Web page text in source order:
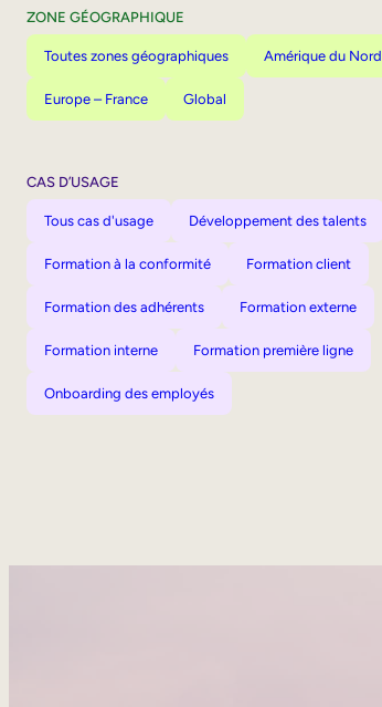
ZONE GÉOGRAPHIQUE
Toutes zones géographiques Amérique du Nord
Europe – France Global
CAS D’USAGE
Tous cas d'usage Développement des talents
Formation à la conformité Formation client
Formation des adhérents Formation externe
Formation interne Formation première ligne
Onboarding des employés